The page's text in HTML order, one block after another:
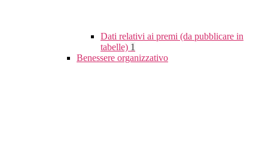
Dati relativi ai premi (da pubblicare in
tabelle) 1
Benessere organizzativo